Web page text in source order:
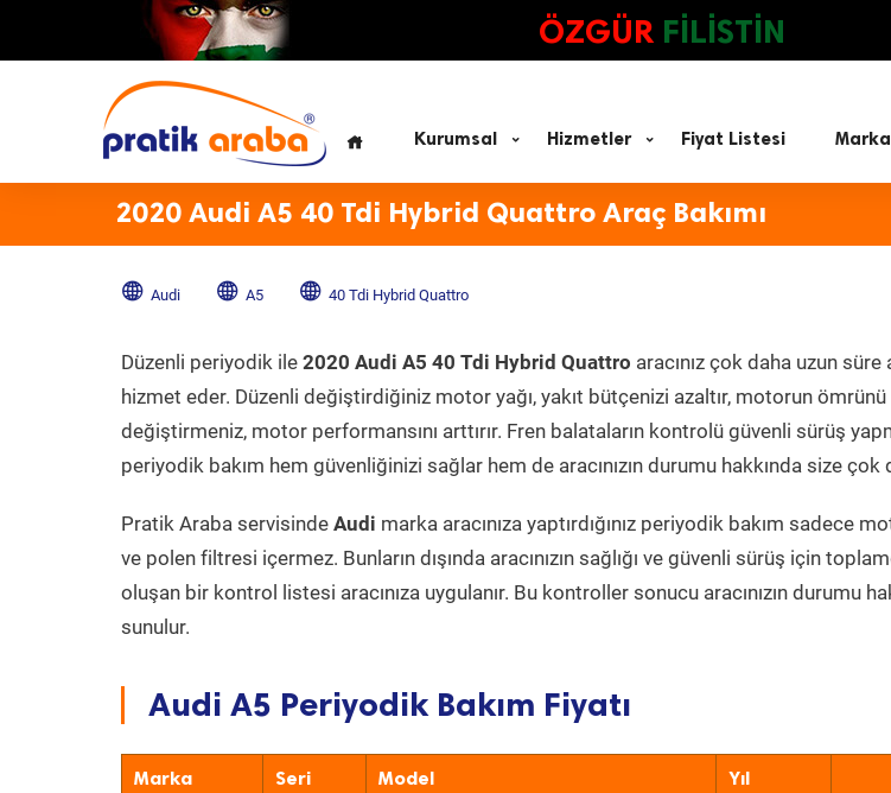
ÖZGÜR FİLİSTİN
Kurumsal Hizmetler Fiyat Listesi
2020 Audi A5 40 Tdi Hybrid Quattro Araç Bakımı
Audi A5 40 Tdi Hybrid Quattro
Düzenli periyodik ile 2020 Audi A5 40 Tdi Hybrid Quattro aracınız çok daha uzun süre
hizmet eder. Düzenli değiştirdiğiniz motor yağı, yakıt bütçenizi azaltır, motorun
değiştirmeniz, motor performansını arttırır. Fren balataların kontrolü güvenli sürüş
periyodik bakım hem güvenliğinizi sağlar hem de aracınızın durumu hakkında size
Pratik Araba servisinde Audi marka aracınıza yaptırdığınız periyodik bakım sadece
ve polen filtresi içermez. Bunların dışında aracınızın sağlığı ve güvenli sürüş için
oluşan bir kontrol listesi aracınıza uygulanır. Bu kontroller sonucu aracınızın durumu
sunulur.
Audi A5 Periyodik Bakım Fiyatı
Marka Seri Model Yıl